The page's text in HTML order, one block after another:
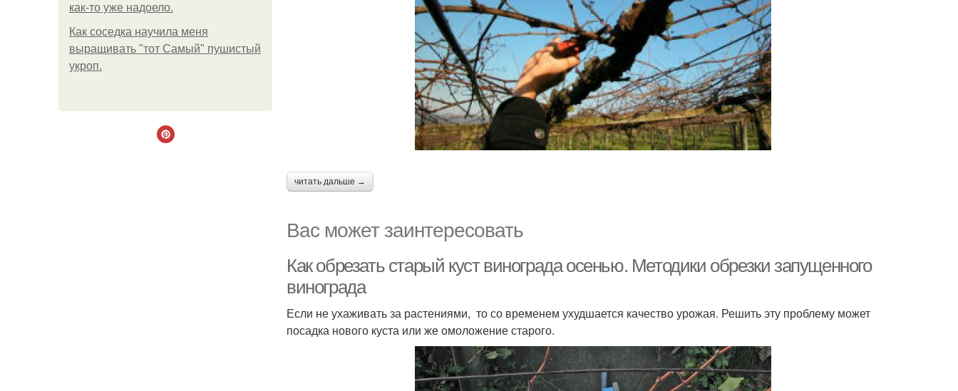
как-то уже надоело.
Как соседка научила меня
выращивать "тот Самый" пушистый
укроп.
читать дальше →
Вас может заинтересовать
Как обрезать старый куст винограда осенью. Методики обрезки запущенного
винограда
Если не ухаживать за растениями, то со временем ухудшается качество урожая. Решить эту проблему может
посадка нового куста или же омоложение старого.